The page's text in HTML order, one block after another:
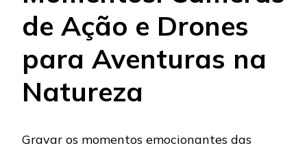
de Ação e Drones
para Aventuras na
Natureza
Gravar os momentos emocionantes das